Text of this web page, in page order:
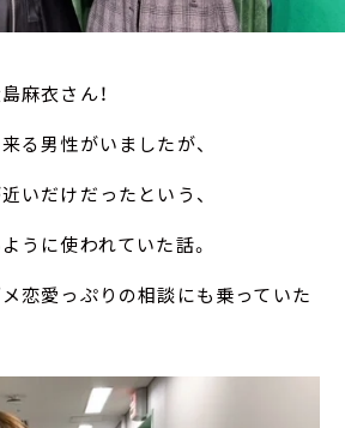
麻衣さん！
る男性がいましたが、
いだけだったという、
うに使われていた話。
恋愛っぷりの相談にも乗っていた